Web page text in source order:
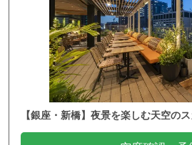
【銀座・新橋】夜景を楽しむ天空の